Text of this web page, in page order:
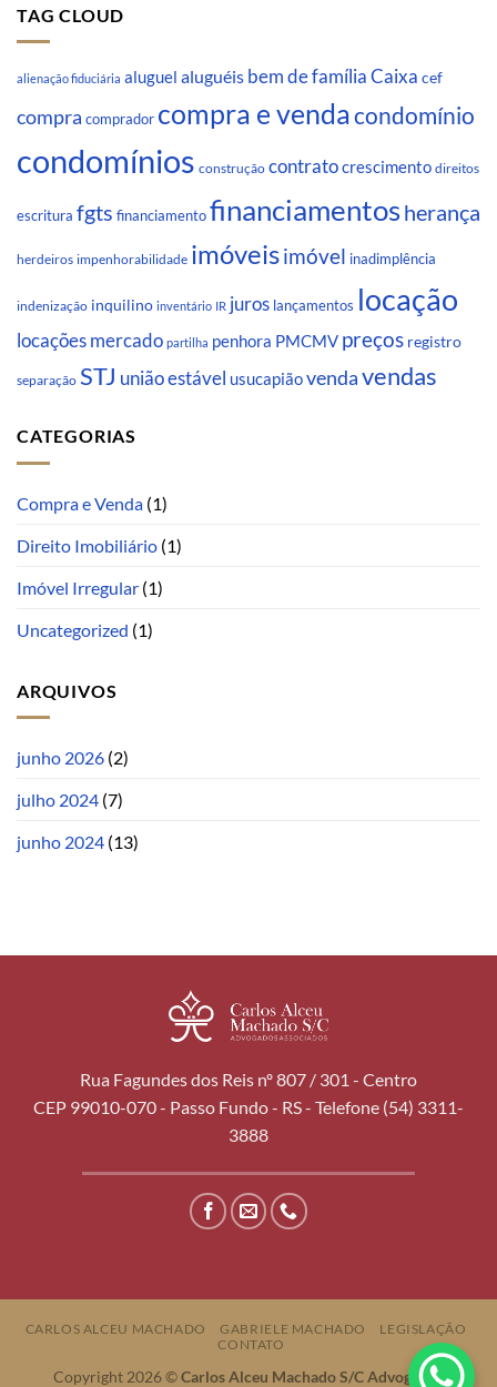
TAG CLOUD
alienação fiduciária aluguel aluguéis bem de família Caixa cef
compra comprador compra e vendacondomínio
condomínios construção contratocrescimento direitos
escritura fgts financiamentofinanciamentosherança
herdeiros impenhorabilidade imóveisimóvel inadimplência
indenização inquilino inventário IR juros lançamentos locação
locações mercado partilha penhora PMCMV preços registro
separação STJ união estável usucapiãovendavendas
CATEGORIAS
Compra e Venda (1)
Direito Imobiliário (1)
Imóvel Irregular (1)
Uncategorized (1)
ARQUIVOS
junho 2026 (2)
julho 2024 (7)
junho 2024 (13)
Rua Fagundes dos Reis nº 807 / 301 - Centro
CEP 99010-070 - Passo Fundo - RS - Telefone (54) 3311-
3888
CARLOS ALCEU MACHADO GABRIELE MACHADO
LEGISLAÇÃO
CONTATO
Copyright 2026 ©Carlos Alceu Machado S/C Advogados